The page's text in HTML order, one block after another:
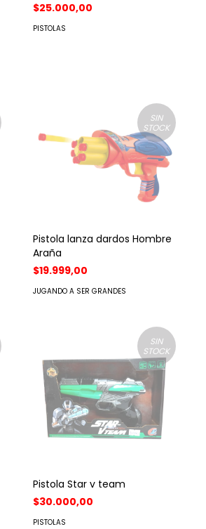
$25.000,00
PISTOLAS
SIN
STOCK
Pistola lanza dardos Hombre
Araña
$19.999,00
JUGANDO A SER GRANDES
SIN
STOCK
Pistola Star v team
$30.000,00
PISTOLAS